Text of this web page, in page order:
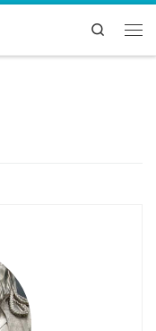
Search